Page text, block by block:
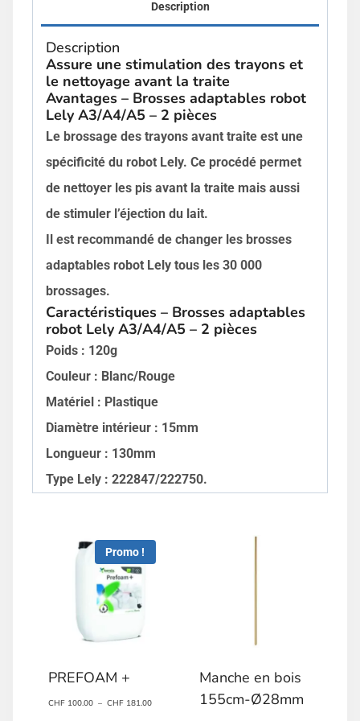
Description
Description
Assure une stimulation des trayons et
le nettoyage avant la traite
Avantages – Brosses adaptables robot
Lely A3/A4/A5 – 2 pièces
Le brossage des trayons avant traite est une
spécificité du robot Lely. Ce procédé permet
de nettoyer les pis avant la traite mais aussi
de stimuler l’éjection du lait.
Il est recommandé de changer les brosses
adaptables robot Lely tous les 30 000
brossages.
Caractéristiques – Brosses adaptables
robot Lely A3/A4/A5 – 2 pièces
Poids : 120g
Couleur : Blanc/Rouge
Matériel : Plastique
Diamètre intérieur : 15mm
Longueur : 130mm
Type Lely : 222847/222750.
Promo !
PREFOAM +
CHF 100.00 – CHF 181.00Plage
Manche en bois
155cm-Ø28mm